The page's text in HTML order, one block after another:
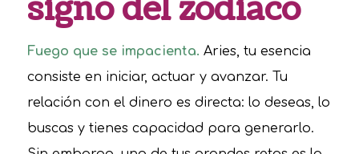
signo del zodiaco
Fuego que se impacienta. Aries, tu esencia
consiste en iniciar, actuar y avanzar. Tu
relación con el dinero es directa: lo deseas, lo
buscas y tienes capacidad para generarlo.